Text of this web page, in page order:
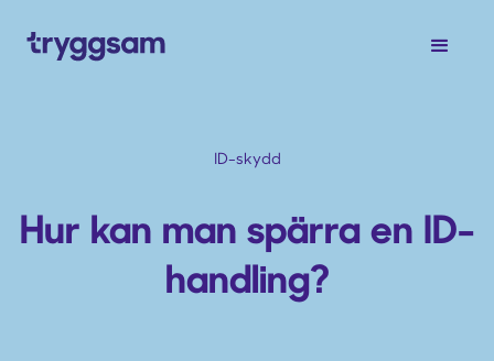
ID-skydd
Hur kan man spärra en ID-
handling?